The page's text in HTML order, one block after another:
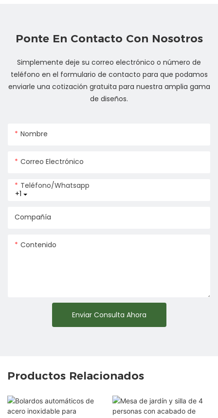
Ponte En Contacto Con Nosotros
Simplemente deje su correo electrónico o número de
teléfono en el formulario de contacto para que podamos
enviarle una cotización gratuita para nuestra amplia gama
de diseños.
Nombre
Correo Electrónico
+1
Teléfono/whatsapp
Compañía
Contenido
Enviar Consulta Ahora
Productos Relacionados